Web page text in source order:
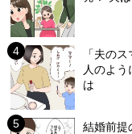
「夫の
人のよ
は
結婚前